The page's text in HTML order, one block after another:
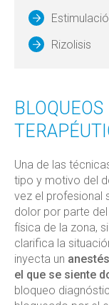
Rizolisis
Una de las
tipo y motivo del
vez el profesional
dolor por parte
física de la zona,
clarifica la
inyecta un
el que se siente
bloqueo